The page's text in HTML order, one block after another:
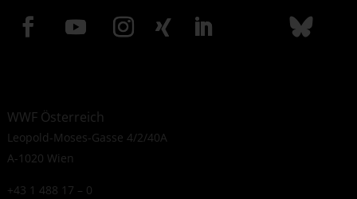
WWF Österreich
Leopold-Moses-Gasse 4/2/40A
A-1020 Wien
+43 1 488 17 – 0